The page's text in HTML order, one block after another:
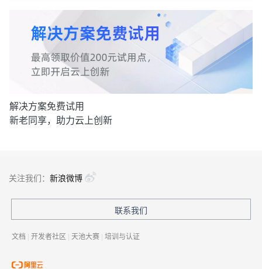
解决方案免费试用
新老同享，助力云上创新
关注我们： 新浪微博
联系我们
文档 | 开发者社区 | 天池大赛 | 培训与认证